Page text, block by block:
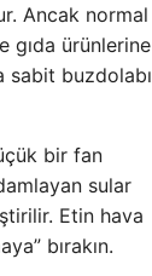
Ancak normal
gıda ürünlerine
sabit buzdolabı
bir fan
sular
Etin hava
bırakın.